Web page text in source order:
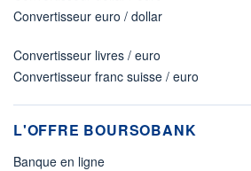
Convertisseur euro / dollar
Convertisseur livres / euro
Convertisseur franc suisse / euro
L'OFFRE BOURSOBANK
Banque en ligne